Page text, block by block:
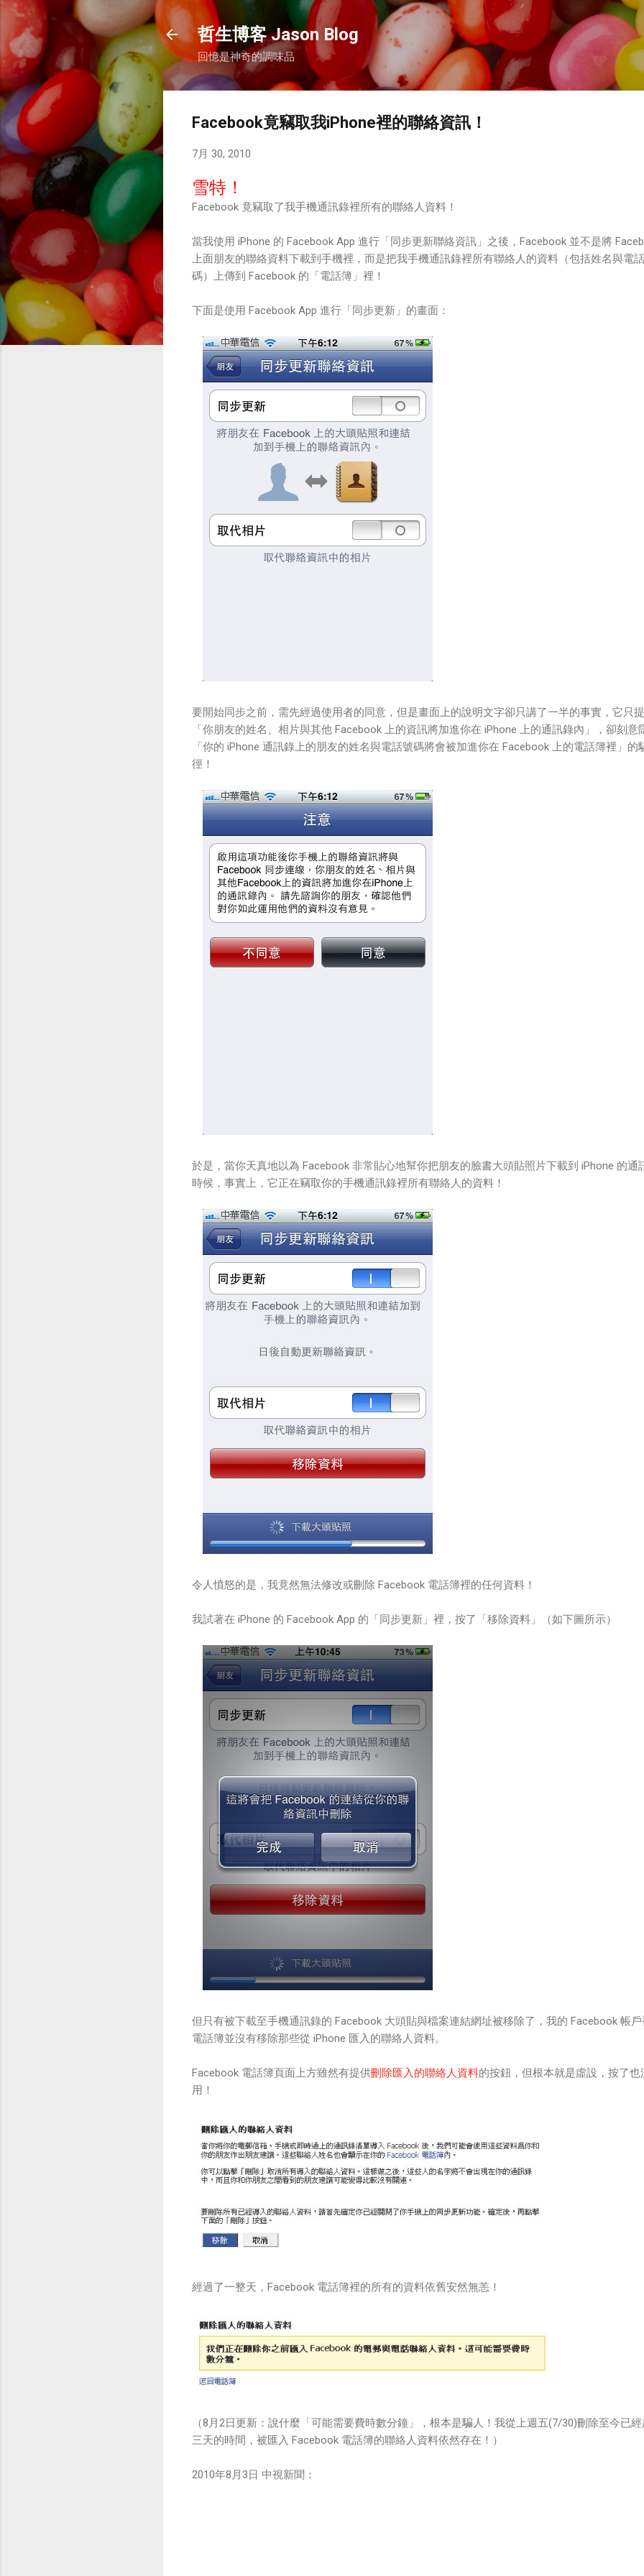
跳到主要內容
哲生博客 Jason Blog
回憶是神奇的調味品
Facebook竟竊取我iPhone裡的聯絡資訊！
7月 30, 2010
雪特！
Facebook 竟竊取了我手機通訊錄裡所有的聯絡人資料！
當我使用 iPhone 的 Facebook App 進行「同步更新聯絡資訊」之後，Facebook 並不是將
上面朋友的聯絡資料下載到手機裡，而是把我手機通訊錄裡所有聯絡人的資料（包括姓名與電
碼）上傳到 Facebook 的「電話簿」裡！
下面是使用 Facebook App 進行「同步更新」的畫面：
要開始同步之前，需先經過使用者的同意，但是畫面上的說明文字卻只講了一半的事實，它只
「你朋友的姓名、相片與其他 Facebook 上的資訊將加進你在 iPhone 上的通訊錄內」，卻刻意
「你的 iPhone 通訊錄上的朋友的姓名與電話號碼將會被加進你在 Facebook 上的電話簿裡」的
徑！
於是，當你天真地以為 Facebook 非常貼心地幫你把朋友的臉書大頭貼照片下載到 iPhone 的通
時候，事實上，它正在竊取你的手機通訊錄裡所有聯絡人的資料！
令人憤怒的是，我竟然無法修改或刪除 Facebook 電話簿裡的任何資料！
我試著在 iPhone 的 Facebook App 的「同步更新」裡，按了「移除資料」（如下圖所示）
但只有被下載至手機通訊錄的 Facebook 大頭貼與檔案連結網址被移除了，我的 Facebook 帳
電話簿並沒有移除那些從 iPhone 匯入的聯絡人資料。
Facebook 電話簿頁面上方雖然有提供刪除匯入的聯絡人資料的按鈕，但根本就是虛設，按了也
用！
經過了一整天，Facebook 電話簿裡的所有的資料依舊安然無恙！
（8月2日更新：說什麼「可能需要費時數分鐘」，根本是騙人！我從上週五(7/30)刪除至今已
三天的時間，被匯入 Facebook 電話簿的聯絡人資料依然存在！）
2010年8月3日 中視新聞：